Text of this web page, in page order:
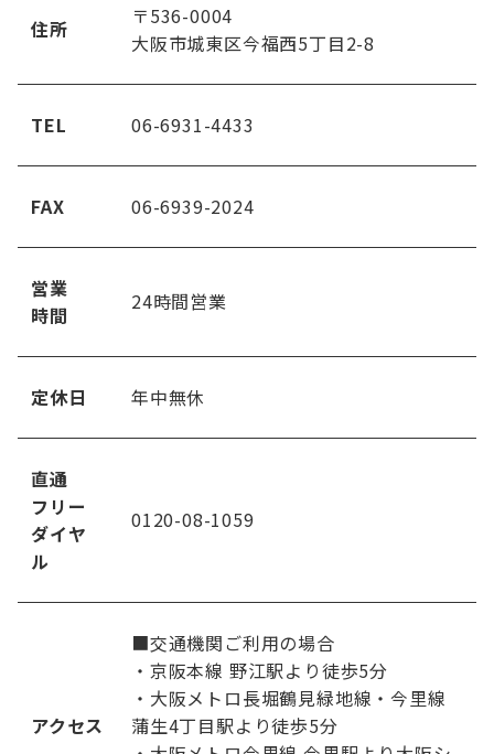
住所
〒536-0004
大阪市城東区今福西5丁目2-8
TEL 06-6931-4433
FAX 06-6939-2024
営業
時間
24時間営業
定休日 年中無休
直通
フ リー
ダイヤ
ル
0120-08-1059
アクセス
■交通機関ご利用の場合
・京阪本線 野江駅より徒歩5分
・大阪メトロ長堀鶴見緑地線・今里線
蒲生4丁目駅より徒歩5分